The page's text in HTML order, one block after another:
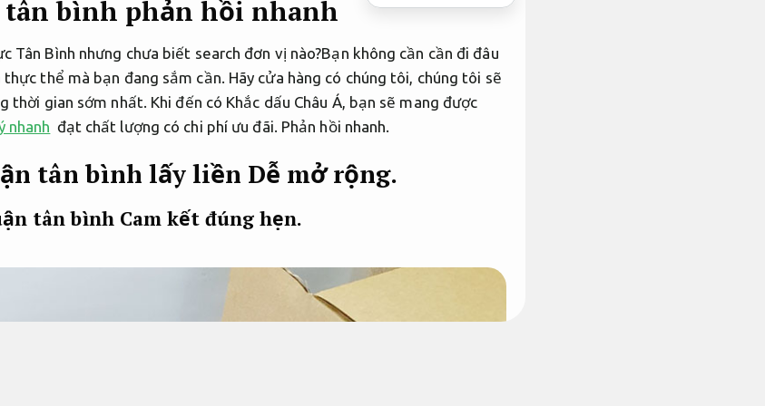
tân bình phản hồi nhanh
Tân Bình nhưng chưa biết search đơn vị nào?Bạn không cần cần đi đâu
thực thể mà bạn đang sắm cần. Hãy cửa hàng có chúng tôi, chúng tôi sẽ
thời gian sớm nhất. Khi đến có Khắc dấu Châu Á, bạn sẽ mang được
nhanh đạt chất lượng có chi phí ưu đãi. Phản hồi nhanh.
tân bình lấy liền Dễ mở rộng.
tân bình Cam kết đúng hẹn.